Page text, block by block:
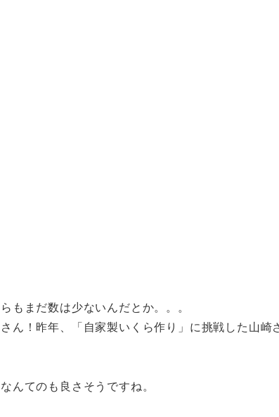
もまだ数は少ないんだとか。。。
ん！昨年、「自家製いくら作り」に挑戦した山崎
んてのも良さそうですね。